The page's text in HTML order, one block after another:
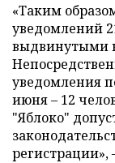
«Таким
уведомлений
выдвинутыми
уведомления
июня – 12
"Яблоко"
регистрации»,